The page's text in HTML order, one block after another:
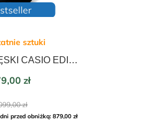
sztuki
ZEGAREK MĘSKI CASIO EDIFICE ARMBAND SOLAR BLUETOOTH 48 Mm ECB-950DC-1AEF
zł
zł
przed obniżką: 879,00 zł